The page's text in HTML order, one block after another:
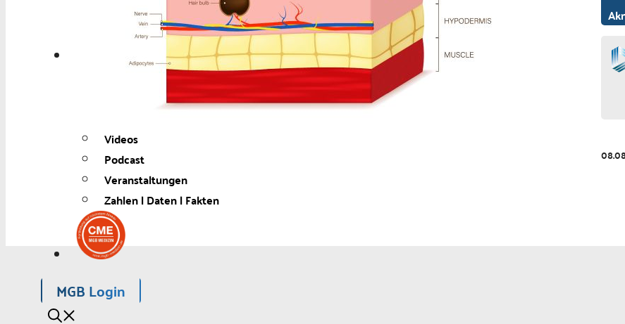
Personalia
Panorama
Videos
Podcast
Veranstaltungen
Zahlen | Daten | Fakten
MGB Login